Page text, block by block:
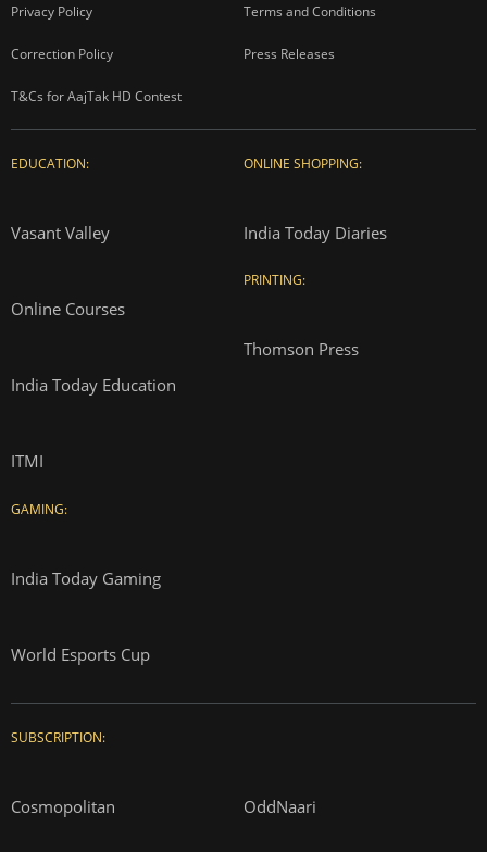
Privacy Policy Terms and Conditions
Correction Policy Press Releases
T&Cs for AajTak HD Contest
EDUCATION:
Vasant Valley
Online Courses
India Today Education
ITMI
GAMING:
India Today Gaming
World Esports Cup
ONLINE SHOPPING:
India Today Diaries
PRINTING:
Thomson Press
SUBSCRIPTION:
Cosmopolitan OddNaari